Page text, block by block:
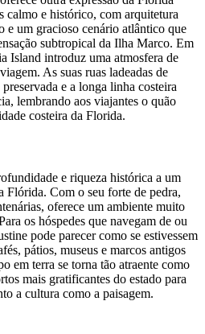
calmo e histórico, com arquitetura
um gracioso cenário atlântico que
subtropical da Ilha Marco. Em
Island introduz uma atmosfera de
As suas ruas ladeadas de
e a longa linha costeira
lembrando aos viajantes o quão
costeira da Florida.
e riqueza histórica a um
Flórida. Com o seu forte de pedra,
oferece um ambiente muito
os hóspedes que navegam de ou
pode parecer como se estivessem
pátios, museus e marcos antigos
em terra se torna tão atraente como
mais gratificantes do estado para
a cultura como a paisagem.